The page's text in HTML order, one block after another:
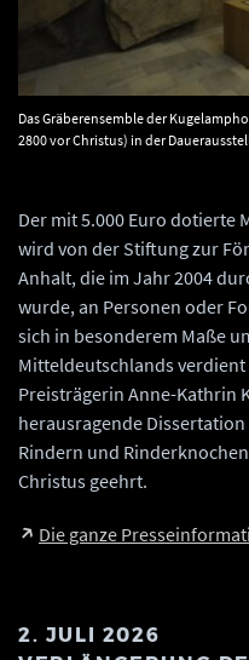
Das Gräberensemble der
2800 vor Christus) in der
Der mit 5.000 Euro dotierte
wird von der Stiftung zur
Anhalt, die im Jahr 2004
wurde, an Personen oder
sich in besonderem Maße
Mitteldeutschlands
Preisträgerin Anne-Kathrin
herausragende
Rindern und
Christus geehrt.
Die ganze
2. JULI 2026